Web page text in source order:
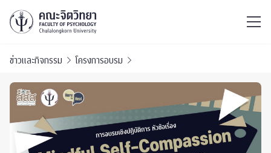
ข่าวและกิจกรรม โครงการอบรม